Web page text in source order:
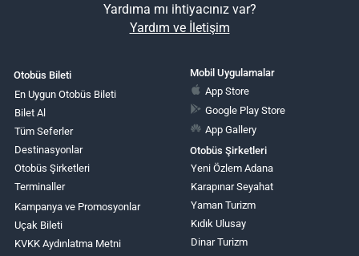
Yardıma mı ihtiyacınız var?
Yardım ve İletişim
Otobüs Bileti
En Uygun Otobüs Bileti
Bilet Al
Tüm Seferler
Destinasyonlar
Otobüs Şirketleri
Terminaller
Kampanya ve Promosyonlar
Uçak Bileti
KVKK Aydınlatma Metni
Mobil Uygulamalar
App Store
Google Play Store
App Gallery
Otobüs Şirketleri
Yeni Özlem Adana
Karapınar Seyahat
Yaman Turizm
Kıdık Ulusay
Dinar Turizm